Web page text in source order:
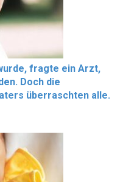
fragte ein Arzt,
Doch die
überraschten alle.